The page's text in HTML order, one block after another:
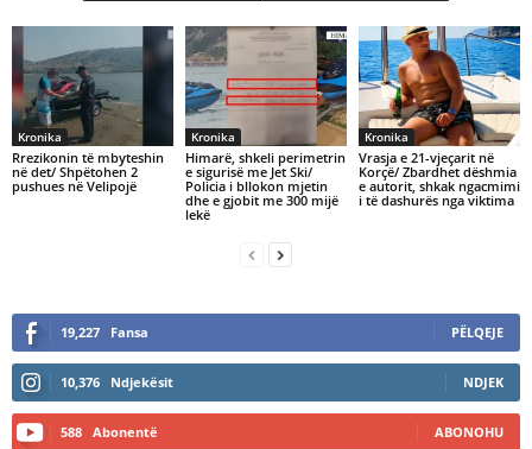
Kronika
Rrezikonin të mbyteshin
në det/ Shpëtohen 2
pushues në Velipojë
Kronika
Himarë, shkeli perimetrin
e sigurisë me Jet Ski/
Policia i bllokon mjetin
dhe e gjobit me 300 mijë
lekë
Kronika
Vrasja e 21-vjeçarit në
Korçë/ Zbardhet dëshmia
e autorit, shkak ngacmimi
i të dashurës nga viktima
19,227 Fansa PËLQEJE
10,376 Ndjekësit NDJEK
588 Abonentë ABONOHU